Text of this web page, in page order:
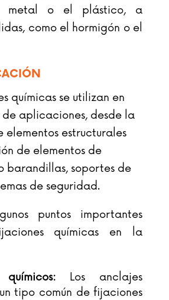
metal o el plástico, a
como el hormigón o el
químicas se utilizan en
aplicaciones, desde la
elementos estructurales
de elementos de
barandillas, soportes de
de seguridad.
puntos importantes
químicas en la
Los anclajes
tipo común de fijaciones